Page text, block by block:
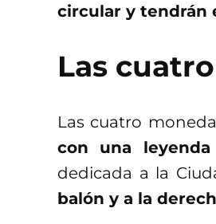
circular y tendrán
Las
Las cuatro
con una leyenda
dedicada a la
balón y a la